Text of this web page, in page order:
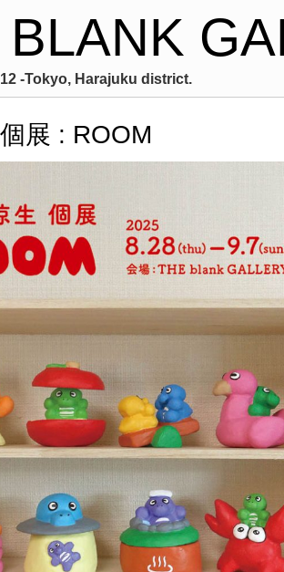
-Tokyo, Harajuku district.
展 : ROOM